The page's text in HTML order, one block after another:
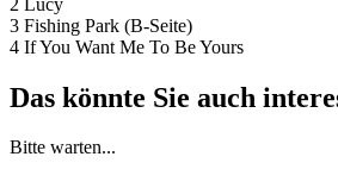
3 Fishing Park (B-Seite)
4 If You Want Me To Be Yours
Das könnte Sie auch
Bitte warten...